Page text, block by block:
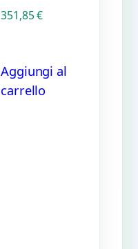
351,85€
Aggiungi al
carrello